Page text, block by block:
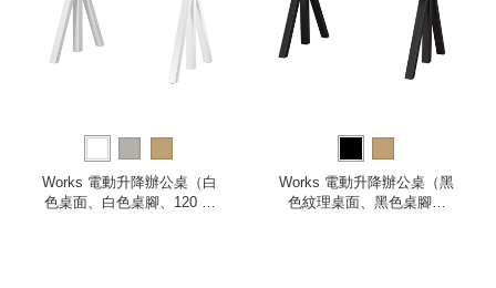
Works 電動升降辦公桌（白
色桌面、白色桌腳、120 公
Works 電動升降辦公桌（黑
色紋理桌面、黑色桌腳、